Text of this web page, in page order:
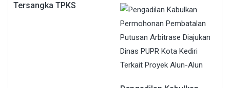
Tersangka TPKS